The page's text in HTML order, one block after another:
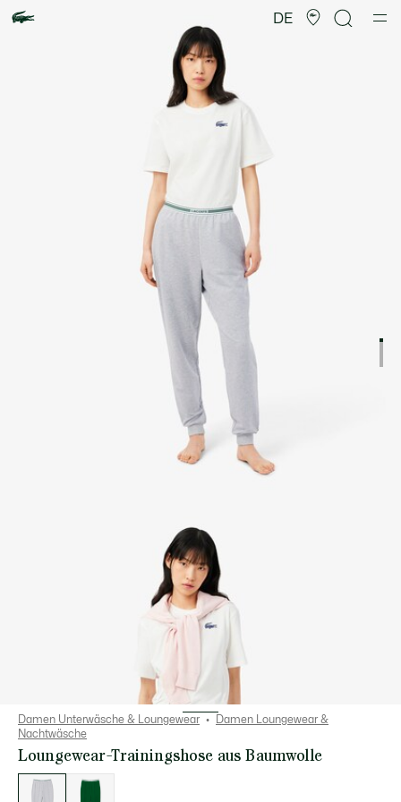
DE
Damen Unterwäsche & Loungewear
Damen Loungewear &
Nachtwäsche
Loungewear-Trainingshose aus Baumwolle
Liste
Varianten